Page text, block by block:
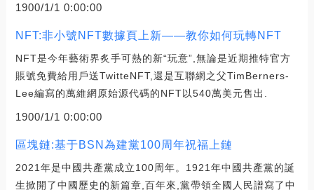
1900/1/1 0:00:00
NFT:非小號NFT數據頁上新——教你如何玩轉NFT
NFT是今年藝術界炙手可熱的新“玩意”,無論是近期推特官方
賬號免費給用戶送TwitteNFT,還是互聯網之父TimBerners-
Lee編寫的萬維網原始源代碼的NFT以540萬美元售出.
1900/1/1 0:00:00
區塊鏈:基于BSN為建黨100周年祝福上鏈
2021年是中國共產黨成立100周年。1921年中國共產黨的誕
生掀開了中國歷史的新篇章,百年來,黨帶領全國人民譜寫了中